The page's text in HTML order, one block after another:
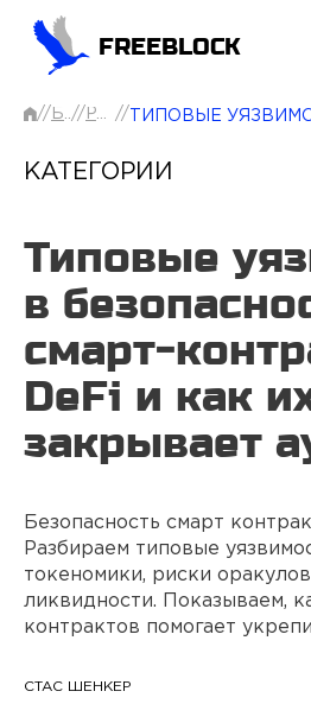
FREEBLOCK
// БЛОГ// РАЗНОЕ //
AI
О
КАТЕГОРИИ
Типовые
в
DeFi и как
закрывает
Безопасность смарт
Разбираем типовые
токеномики, риски
ликвидности. Показываем,
контрактов помогает
СТАC ШЕНКЕР